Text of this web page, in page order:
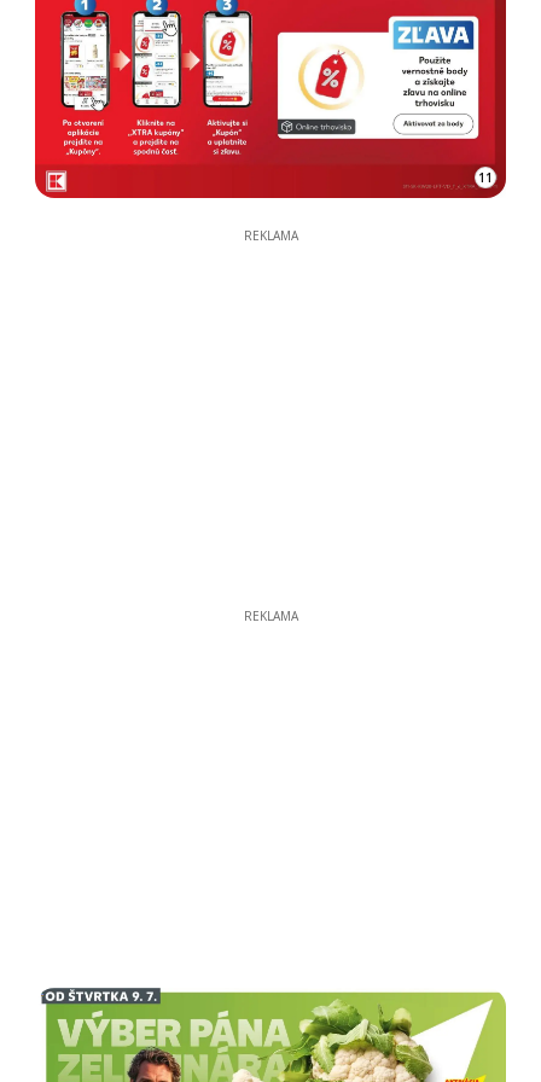
11
REKLAMA
REKLAMA